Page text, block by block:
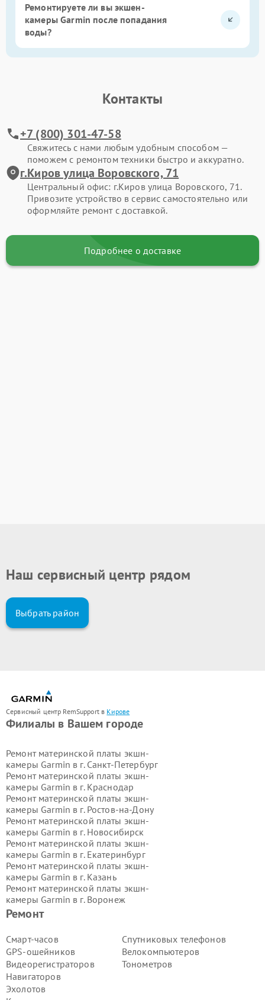
Ремонтируете ли вы экшен-
камеры Garmin после попадания
воды?
Контакты
+7 (800) 301-47-58
Свяжитесь с нами любым удобным способом —
поможем с ремонтом техники быстро и аккуратно.
г.Киров улица Воровского, 71
Центральный офис: г.Киров улица Воровского, 71.
Привозите устройство в сервис самостоятельно или
оформляйте ремонт с доставкой.
Подробнее о доставке
Наш сервисный центр рядом
Выбрать район
Сервисный центр RemSupport в Кирове
Ремонт
Смарт-часов
GPS-ошейников
Видеорегистраторов
Навигаторов
Эхолотов
Спутниковых телефонов
Велокомпьютеров
Тонометров
Филиалы в Вашем городе
Ремонт материнской платы экшн-
камеры Garmin в г. Санкт-Петербург
Ремонт материнской платы экшн-
камеры Garmin в г. Краснодар
Ремонт материнской платы экшн-
камеры Garmin в г. Ростов-на-Дону
Ремонт материнской платы экшн-
камеры Garmin в г. Новосибирск
Ремонт материнской платы экшн-
камеры Garmin в г. Екатеринбург
Ремонт материнской платы экшн-
камеры Garmin в г. Казань
Ремонт материнской платы экшн-
камеры Garmin в г. Воронеж
Ремонт материнской платы экшн-
камеры Garmin в г.
камеры Garmin в г.
Ремонт материнской платы экшн-
камеры Garmin в г.Пермь
Ремонт материнской платы экшн-
камеры Garmin в г.